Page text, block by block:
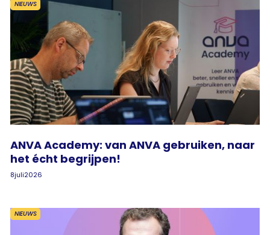
NIEUWS
ANVA Academy: van ANVA gebruiken, naar
het écht begrijpen!
8juli2026
NIEUWS